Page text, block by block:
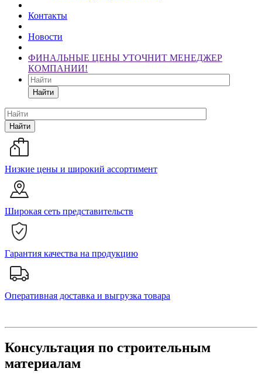
Контакты
Новости
ФИНАЛЬНЫЕ ЦЕНЫ УТОЧНИТ МЕНЕДЖЕР
КОМПАНИИ!
Найти
Найти
Низкие цены и широкий ассортимент
Широкая сеть представительств
Гарантия качества на продукцию
Оперативная доставка и выгрузка товара
Консультация по строительным
материалам